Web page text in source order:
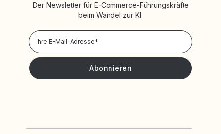
Der Newsletter für E-Commerce-Führungskräfte
beim Wandel zur KI.